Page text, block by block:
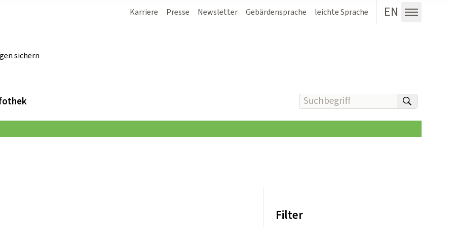
sichern
Karriere Presse Newsletter Gebärdensprache leichte Sprache EN
Menü
Suchbegriff(e) eingeben
Filter